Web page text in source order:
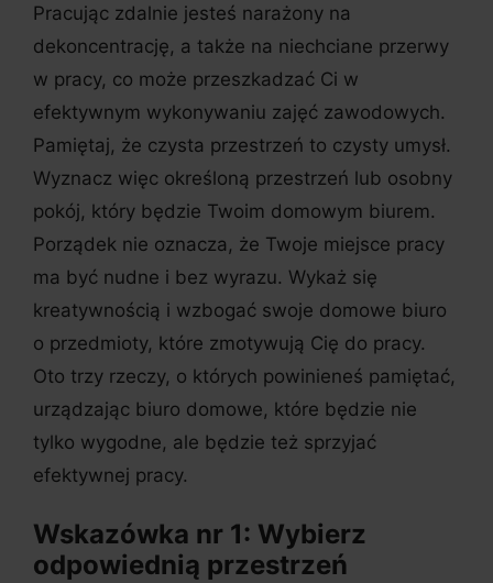
Pracując zdalnie jesteś narażony na
dekoncentrację, a także na niechciane przerwy
w pracy, co może przeszkadzać Ci w
efektywnym wykonywaniu zajęć zawodowych.
Pamiętaj, że czysta przestrzeń to czysty umysł.
Wyznacz więc określoną przestrzeń lub osobny
pokój, który będzie Twoim domowym biurem.
Porządek nie oznacza, że Twoje miejsce pracy
ma być nudne i bez wyrazu. Wykaż się
kreatywnością i wzbogać swoje domowe biuro
o przedmioty, które zmotywują Cię do pracy.
Oto trzy rzeczy, o których powinieneś pamiętać,
urządzając biuro domowe, które będzie nie
tylko wygodne, ale będzie też sprzyjać
efektywnej pracy.
Wskazówka nr 1: Wybierz
odpowiednią przestrzeń